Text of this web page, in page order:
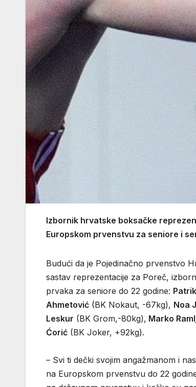
Izbornik hrvatske boksačke
Europskom prvenstvu za seniore i
Budući da je Pojedinačno prvenstvo
sastav reprezentacije za Poreč,
prvaka za seniore do 22 godine:
Ahmetović (BK Nokaut, -67kg), Noa
Leskur (BK Grom,-80kg), Marko
Ćorić (BK Joker, +92kg).
– Svi ti dečki svojim angažmanom i
na Europskom prvenstvu do 22